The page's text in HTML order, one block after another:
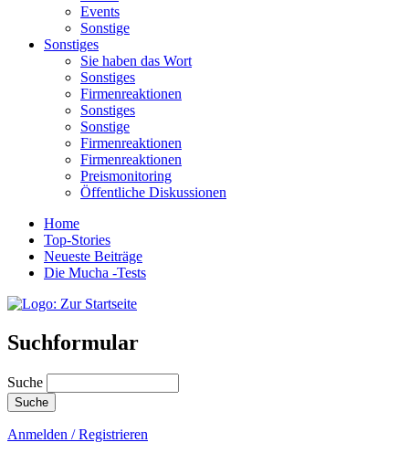
Events
Sonstige
Sonstiges
Sie haben das Wort
Sonstiges
Firmenreaktionen
Sonstiges
Sonstige
Firmenreaktionen
Firmenreaktionen
Preismonitoring
Öffentliche Diskussionen
Home
Top-Stories
Neueste Beiträge
Die Mucha -Tests
Suchformular
Suche
Anmelden / Registrieren